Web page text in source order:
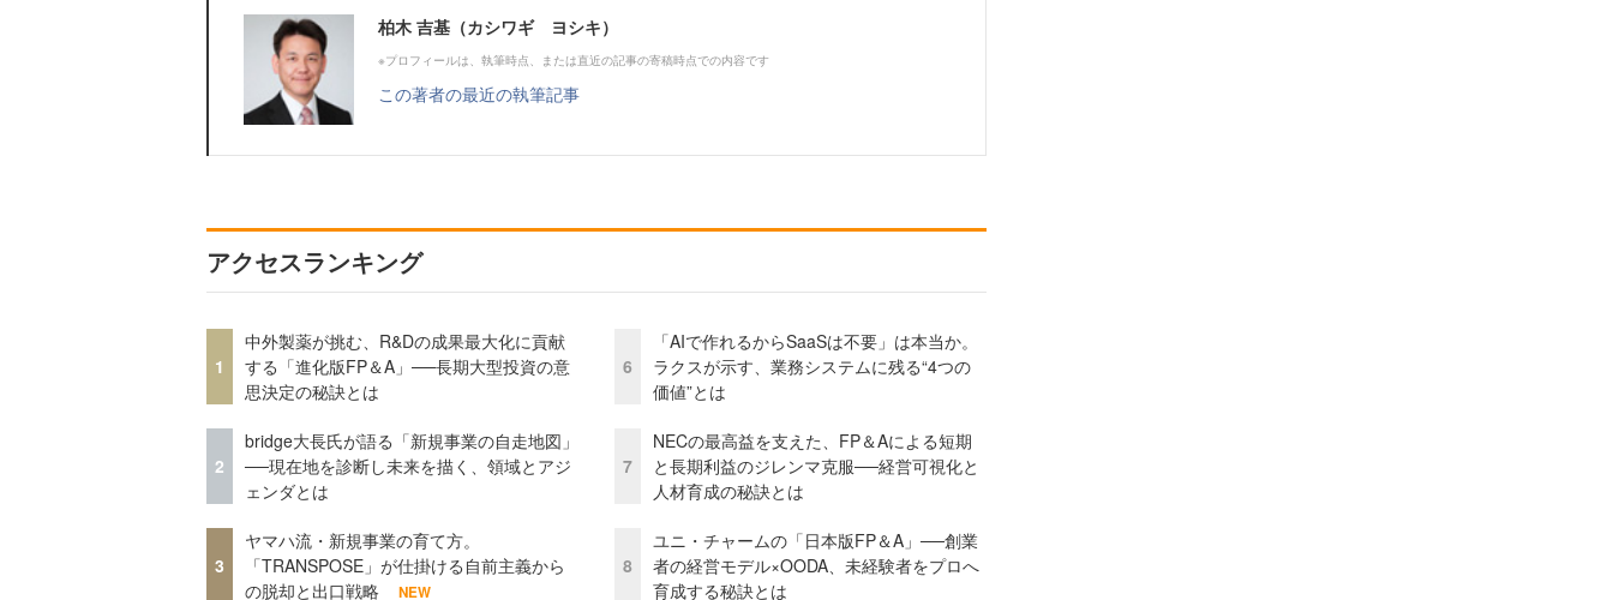
柏木 吉基（カシワギ ヨシキ）
※プロフィールは、執筆時点、または直近の記事の寄稿時点での内容です
この著者の最近の執筆記事
アクセスランキング
1
中外製薬が挑む、R&Dの成果最大化に貢献
する「進化版FP＆A」──長期大型投資の意
思決定の秘訣とは
2
bridge大長氏が語る「新規事業の自走地図」
──現在地を診断し未来を描く、領域とアジ
ェンダとは
3
ヤマハ流・新規事業の育て方。
「TRANSPOSE」が仕掛ける自前主義から
の脱却と出口戦略
NEW
6
「AIで作れるからSaaSは不要」は本当か。
ラクスが示す、業務システムに残る“4つの
価値”とは
7
NECの最高益を支えた、FP＆Aによる短期
と長期利益のジレンマ克服──経営可視化と
人材育成の秘訣とは
8
ユニ・チャームの「日本版FP＆A」──創業
者の経営モデル×OODA、未経験者をプロへ
育成する秘訣とは